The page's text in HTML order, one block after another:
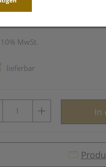
MwSt.
lieferbar
In